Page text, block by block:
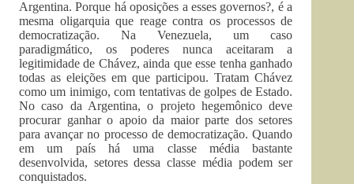
Argentina. Porque há oposições a esses governos?, é a
mesma oligarquia que reage contra os processos de
democratização. Na Venezuela, um caso
paradigmático, os poderes nunca aceitaram a
legitimidade de Chávez, ainda que esse tenha ganhado
todas as eleições em que participou. Tratam Chávez
como um inimigo, com tentativas de golpes de Estado.
No caso da Argentina, o projeto hegemônico deve
procurar ganhar o apoio da maior parte dos setores
para avançar no processo de democratização. Quando
em um país há uma classe média bastante
desenvolvida, setores dessa classe média podem ser
conquistados.